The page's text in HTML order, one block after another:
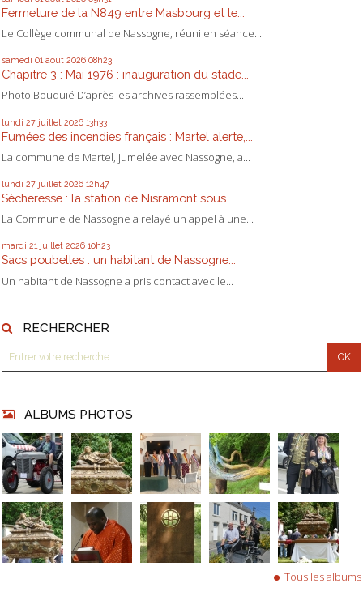
Fermeture de la N849 entre Masbourg et le...
Le Collège communal de Nassogne, réuni en séance...
samedi 01 août 2026 08h23
Chapitre 3 : Mai 1976 : inauguration du stade...
Photo Bouquié D’après les archives rassemblées...
lundi 27 juillet 2026 13h33
Fumées des incendies français : Martel alerte,...
La commune de Martel, jumelée avec Nassogne, a...
lundi 27 juillet 2026 12h47
Sécheresse : la station de Nisramont sous...
La Commune de Nassogne a relayé un appel à une...
mardi 21 juillet 2026 10h23
Sacs poubelles : un habitant de Nassogne...
Un habitant de Nassogne a pris contact avec le...
RECHERCHER
ALBUMS PHOTOS
Tous les albums